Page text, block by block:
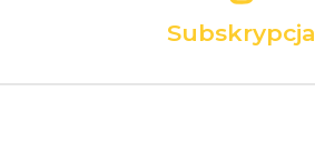
Subskrypcja